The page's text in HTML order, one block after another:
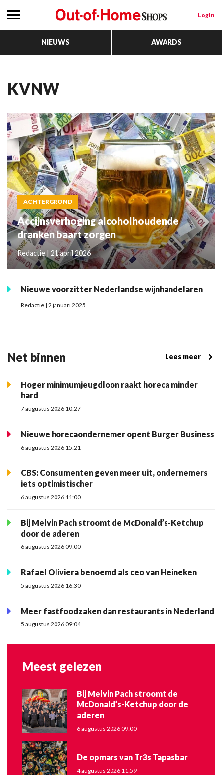
Login
NIEUWS AWARDS
KVNW
ACHTERGROND
Accijnsverhoging alcoholhoudende
dranken baart zorgen
Redactie | 21 april 2026
Nieuwe voorzitter Nederlandse wijnhandelaren
Redactie | 2 januari 2025
Net binnen Lees meer
Hoger minimumjeugdloon raakt horeca minder
hard
7 augustus 2026 10:27
Nieuwe horecaondernemer opent Burger Business
6 augustus 2026 15:21
CBS: Consumenten geven meer uit, ondernemers
iets optimistischer
6 augustus 2026 11:00
Bij Melvin Pach stroomt de McDonald’s-Ketchup
door de aderen
6 augustus 2026 09:00
Rafael Oliviera benoemd als ceo van Heineken
5 augustus 2026 16:30
Meer fastfoodzaken dan restaurants in Nederland
5 augustus 2026 09:04
Meest gelezen
Bij Melvin Pach stroomt de
McDonald’s-Ketchup door de
aderen
6 augustus 2026 09:00
De opmars van Tr3s Tapasbar
4 augustus 2026 11:59